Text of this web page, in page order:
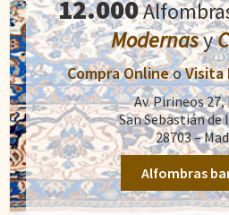
era:
3.200,00€.
Añadir al
12.000
Modernasy
Compra OnlineoVisita
Av. Pirineos 27,
San Sebastián de
28703 –
Alfombras